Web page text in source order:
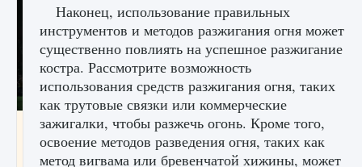
Как исправить ошибку EA FC 25 beta,
которая не работает
Наконец, использование правильных
инструментов и методов разжигания огня может
существенно повлиять на успешное разжигание
костра. Рассмотрите возможность
использования средств разжигания огня, таких
как трутовые связки или коммерческие
зажигалки, чтобы разжечь огонь. Кроме того,
освоение методов разведения огня, таких как
метод вигвама или бревенчатой ​​хижины, может